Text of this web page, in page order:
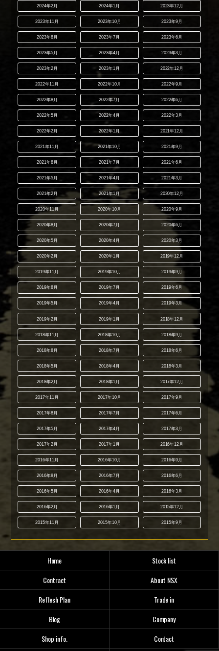
2024年2月 2024年1月 2023年12月
2023年11月 2023年10月 2023年9月
2023年8月 2023年7月 2023年6月
2023年5月 2023年4月 2023年3月
2023年2月 2023年1月 2022年12月
2022年11月 2022年10月 2022年9月
2022年8月 2022年7月 2022年6月
2022年5月 2022年4月 2022年3月
2022年2月 2022年1月 2021年12月
2021年11月 2021年10月 2021年9月
2021年8月 2021年7月 2021年6月
2021年5月 2021年4月 2021年3月
2021年2月 2021年1月 2020年12月
2020年11月 2020年10月 2020年9月
2020年8月 2020年7月 2020年6月
2020年5月 2020年4月 2020年3月
2020年2月 2020年1月 2019年12月
2019年11月 2019年10月 2019年9月
2019年8月 2019年7月 2019年6月
2019年5月 2019年4月 2019年3月
2019年2月 2019年1月 2018年12月
2018年11月 2018年10月 2018年9月
2018年8月 2018年7月 2018年6月
2018年5月 2018年4月 2018年3月
2018年2月 2018年1月 2017年12月
2017年11月 2017年10月 2017年9月
2017年8月 2017年7月 2017年6月
2017年5月 2017年4月 2017年3月
2017年2月 2017年1月 2016年12月
2016年11月 2016年10月 2016年9月
2016年8月 2016年7月 2016年6月
2016年5月 2016年4月 2016年3月
2016年2月 2016年1月 2015年12月
2015年11月 2015年10月 2015年9月
Home
Stock list
Contract
About NSX
Reflesh Plan
Trade in
Blog
Company
Shop info.
Contact